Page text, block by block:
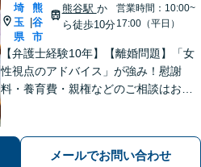
埼
玉
県
|
熊
谷
市
熊谷駅 か
ら徒歩10分
営業時間：10:00~
17:00（平日）
【弁護士経験10年】【離婚問題】「女
性視点のアドバイス」が強み！慰謝
料・養育費・親権などのご相談はお任
ます。その他、交通事故、借金・債務
整理にも対応。メールでお問い合わせ